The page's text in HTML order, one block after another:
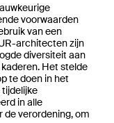
voorwaarden
van een
architecten zijn
diversiteit aan
Het stelde
te doen in het
in alle
verordening, om